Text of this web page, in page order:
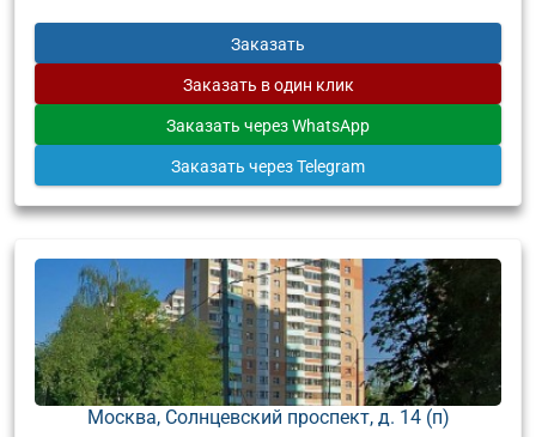
Заказать
Заказать в один клик
Заказать через WhatsApp
Заказать через Telegram
Москва, Солнцевский проспект, д. 14 (п)